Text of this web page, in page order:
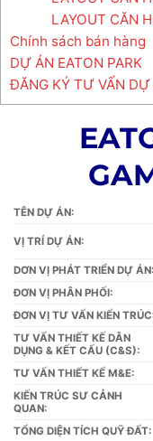
LAYOUT CĂN
Chính sách bán hàng
DỰ ÁN EATON PARK
ĐĂNG KÝ TƯ VẤN DỰ
TÊN DỰ ÁN:
VỊ TRÍ DỰ ÁN:
DƠN VỊ PHÁT TRIỂN DỰ ÁN:
ĐƠN VỊ PHÂN PHỐI:
ĐƠN VỊ TƯ VẤN KIẾN
TƯ VẤN THIẾT KẾ DÂN
DỤNG & KẾT CẤU (C&S):
TƯ VẤN THIẾT KẾ M&E:
KIẾN TRÚC SƯ CẢNH
QUAN:
TỔNG DIỆN TÍCH QUỸ ĐẤT: